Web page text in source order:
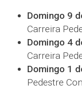
Domingo 9
Carreira
Domingo 4
Carreira
Domingo 1
Pedestre